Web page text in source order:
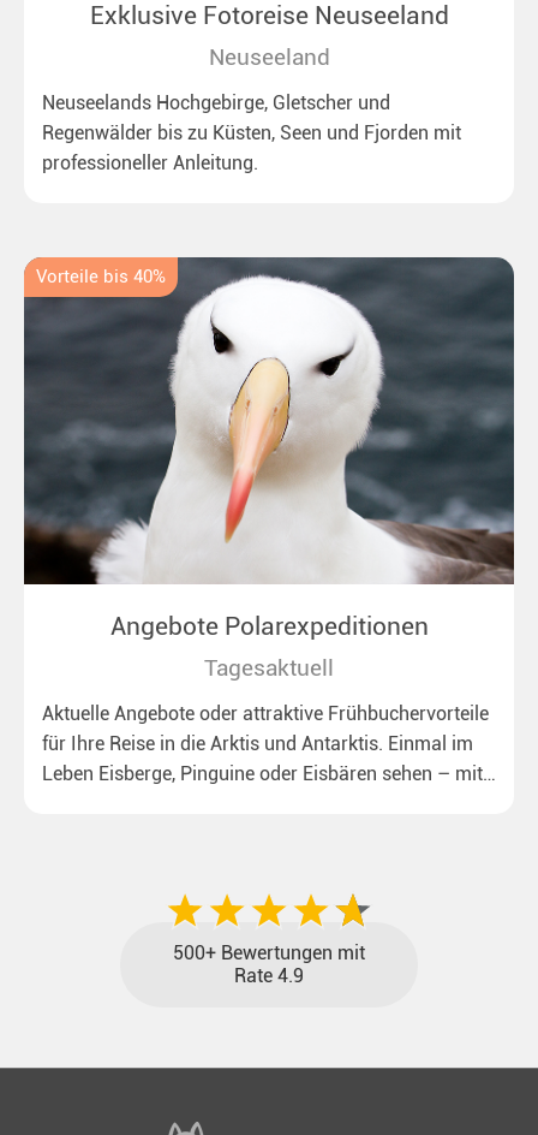
Exklusive Fotoreise Neuseeland
Neuseeland
Neuseelands Hochgebirge, Gletscher und
Regenwälder bis zu Küsten, Seen und Fjorden mit
professioneller Anleitung.
Vorteile bis 40%
Angebote Polarexpeditionen
Tagesaktuell
Aktuelle Angebote oder attraktive Frühbuchervorteile
für Ihre Reise in die Arktis und Antarktis. Einmal im
Leben Eisberge, Pinguine oder Eisbären sehen – mit
500+ Bewertungen mit
Rate 4.9